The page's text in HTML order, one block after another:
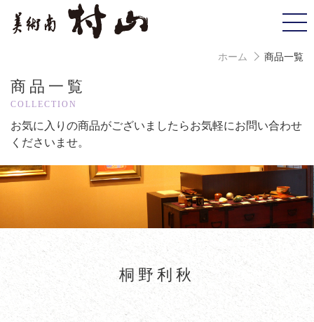
ホーム 商品一覧
商品一覧
COLLECTION
お気に入りの商品がございましたらお気軽にお問い合わせ
くださいませ。
桐野利秋